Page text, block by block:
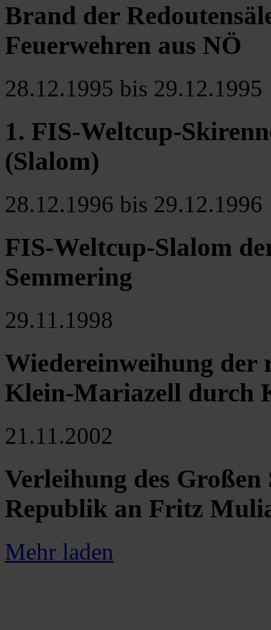
Brand der
Feuerwehren aus NÖ
28.12.1995 bis 29.12.1995
1. FIS-Weltcup-
(Slalom)
28.12.1996 bis 29.12.1996
FIS-Weltcup-Slalom
Semmering
29.11.1998
Wiedereinweihung der
Klein-Mariazell durch
21.11.2002
Verleihung des
Republik an Fritz
Mehr laden